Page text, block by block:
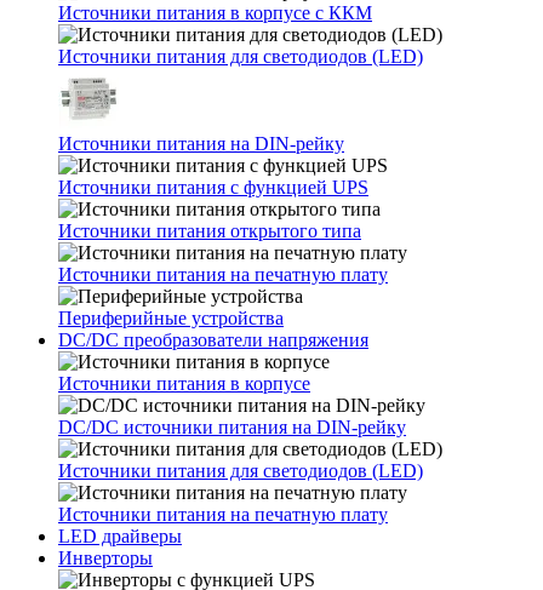
Источники питания в корпусе с ККМ
Источники питания для светодиодов (LED)
Источники питания на DIN-рейку
Источники питания с функцией UPS
Источники питания открытого типа
Источники питания на печатную плату
Периферийные устройства
DC/DC преобразователи напряжения
Источники питания в корпусе
DC/DC источники питания на DIN-рейку
Источники питания для светодиодов (LED)
Источники питания на печатную плату
LED драйверы
Инверторы